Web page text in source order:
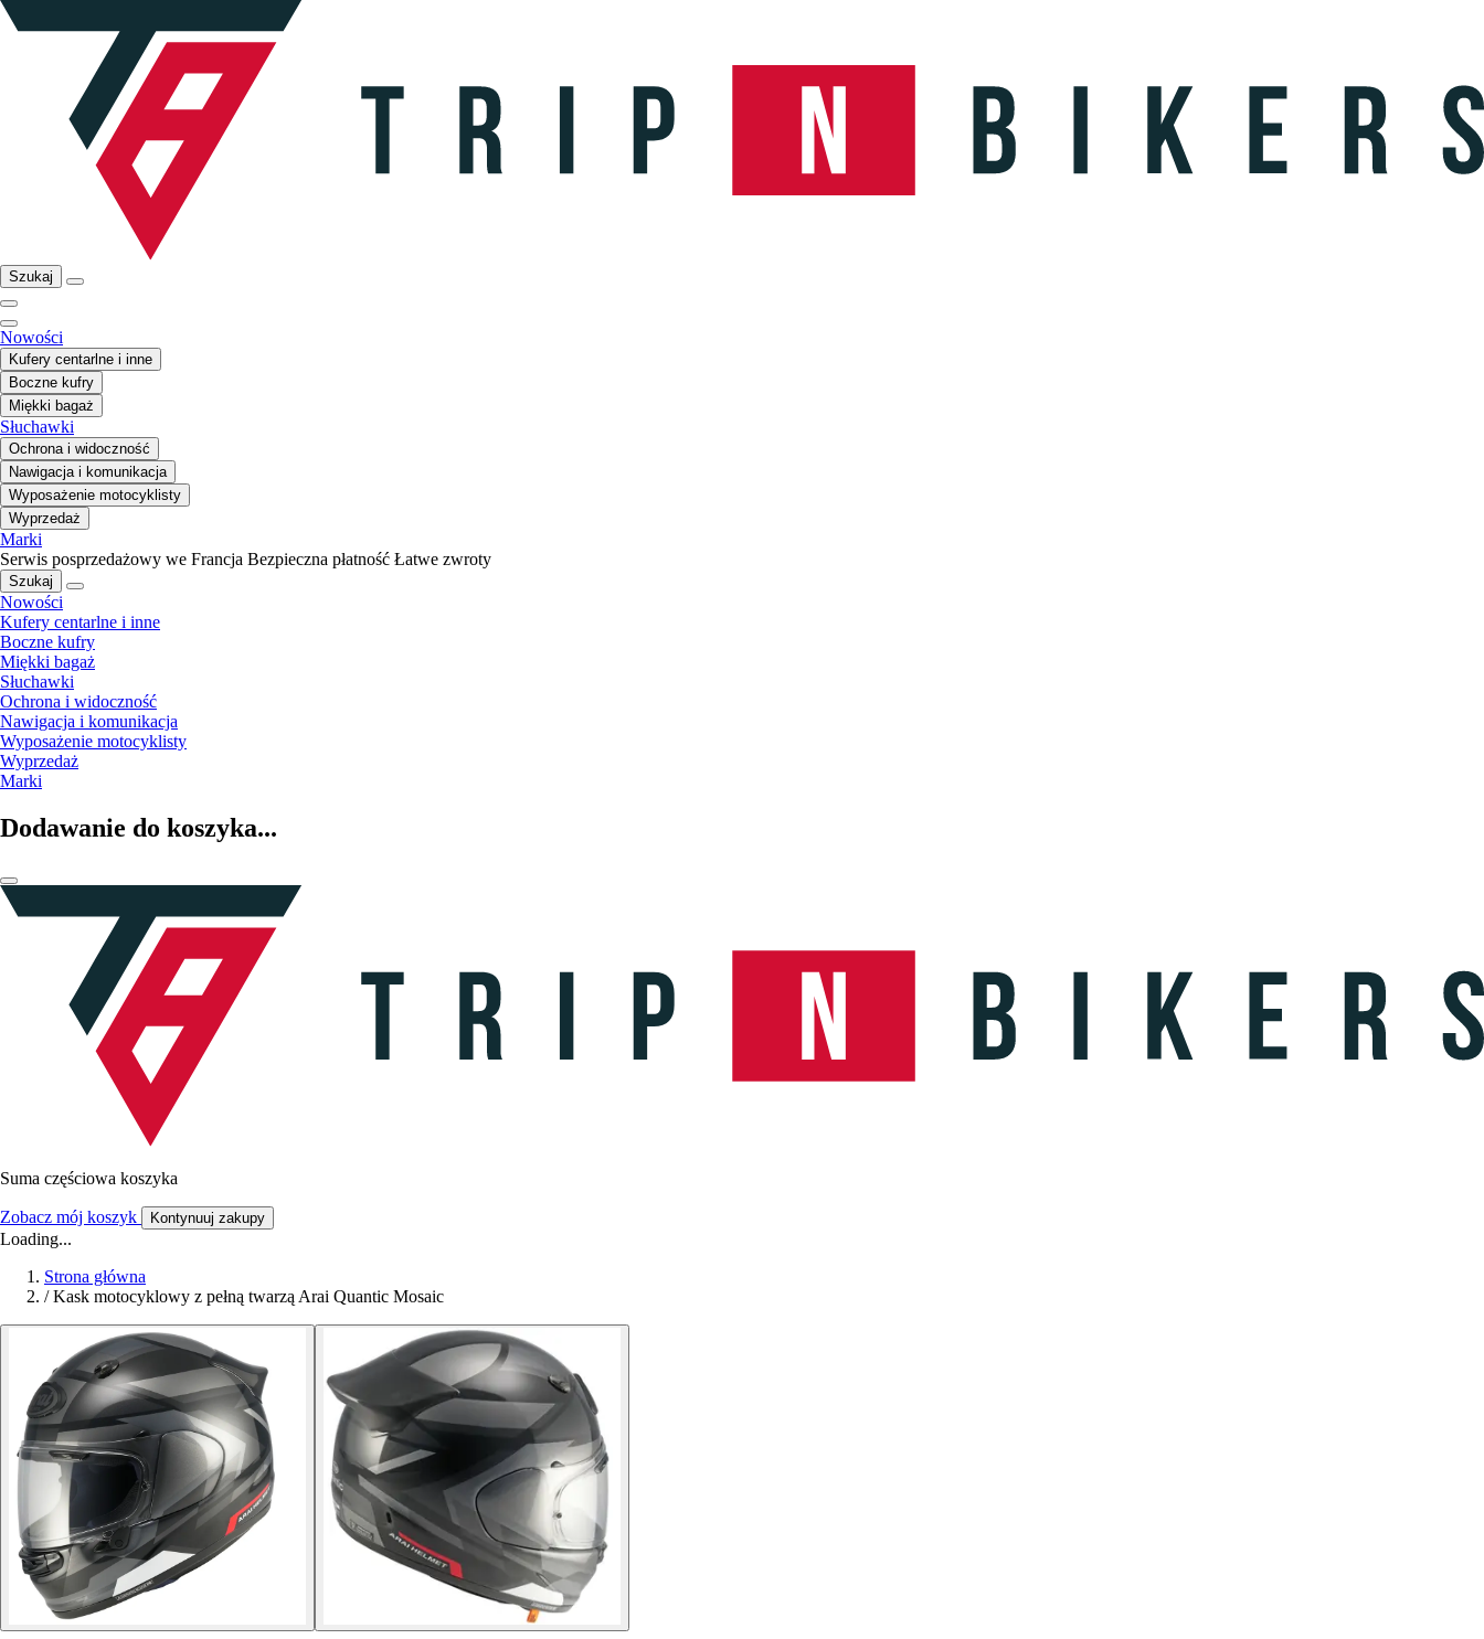
Szukaj
Nowości
Kufery centarlne i inne
Boczne kufry
Miękki bagaż
Słuchawki
Ochrona i widoczność
Nawigacja i komunikacja
Wyposażenie motocyklisty
Wyprzedaż
Marki
Serwis posprzedażowy we Francja Bezpieczna płatność Łatwe zwroty
Szukaj
Nowości
Kufery centarlne i inne
Boczne kufry
Miękki bagaż
Słuchawki
Ochrona i widoczność
Nawigacja i komunikacja
Wyposażenie motocyklisty
Wyprzedaż
Marki
Dodawanie do koszyka...
Suma częściowa koszyka
Zobacz mój koszyk Kontynuuj zakupy
Loading...
Strona główna
/ Kask motocyklowy z pełną twarzą Arai Quantic Mosaic